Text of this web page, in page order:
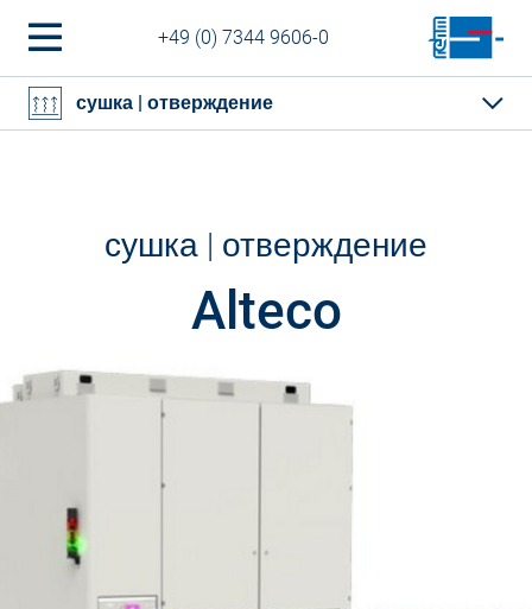
+49 (0) 7344 9606-0
сушка | отверждение
сушка | отверждение
Alteco